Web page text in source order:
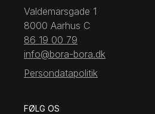
Valdemarsgade 1
8000 Aarhus C
86 19 00 79
info@bora-bora.dk
Persondatapolitik
FØLG OS